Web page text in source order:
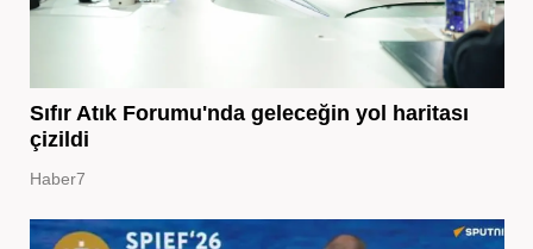
Sıfır Atık Forumu'nda geleceğin yol haritası
çizildi
Haber7